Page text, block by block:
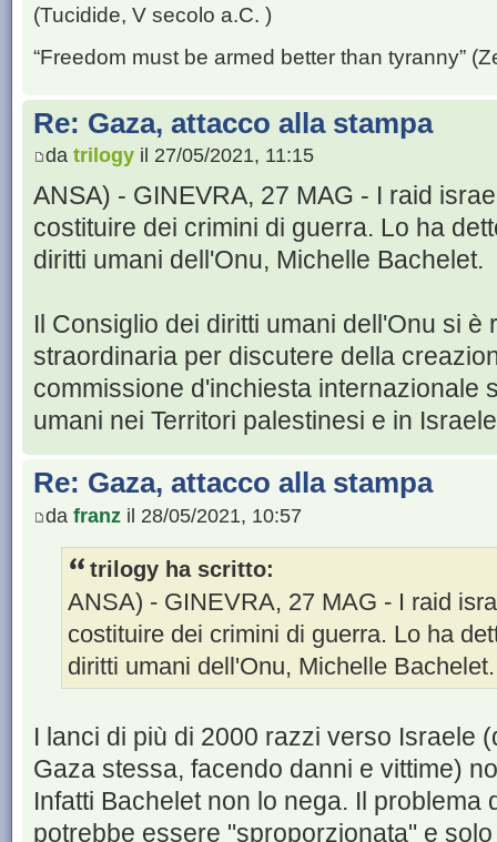
(Tucidide, V secolo a.C. )
“Freedom must be armed better than tyranny”
Re: Gaza, attacco alla stampa
da trilogy il 27/05/2021, 11:15
ANSA) - GINEVRA, 27 MAG - I raid
costituire dei crimini di guerra. Lo ha
diritti umani dell'Onu, Michelle Bachelet.
Il Consiglio dei diritti umani dell'Onu si è
straordinaria per discutere della
commissione d'inchiesta internazionale
umani nei Territori palestinesi e in
Re: Gaza, attacco alla stampa
da franz il 28/05/2021, 10:57
trilogy ha scritto:
ANSA) - GINEVRA, 27 MAG - I raid
costituire dei crimini di guerra. Lo ha
diritti umani dell'Onu, Michelle Bachelet.
I lanci di più di 2000 razzi verso Israele
Gaza stessa, facendo danni e vittime)
Infatti Bachelet non lo nega. Il problema
potrebbe essere "sproporzionata" e